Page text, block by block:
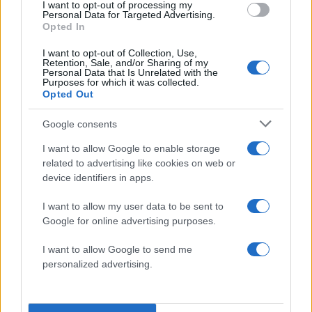
I want to opt-out of processing my
Personal Data for Targeted Advertising.
Opted In
I want to opt-out of Collection, Use,
Retention, Sale, and/or Sharing of my
Personal Data that Is Unrelated with the
Purposes for which it was collected.
Opted Out
Google consents
I want to allow Google to enable storage
related to advertising like cookies on web or
device identifiers in apps.
I want to allow my user data to be sent to
Google for online advertising purposes.
I want to allow Google to send me
personalized advertising.
Ίδιο σκηνικό, η Γερμανία στην
επίθεση και η Παραγουάη στην
άμυνα!
Ξεκίνησε η παράταση, η πρώτη σε
αυτό το Παγκόσμιο Κύπελλο!
01:28 | 30.06.2026